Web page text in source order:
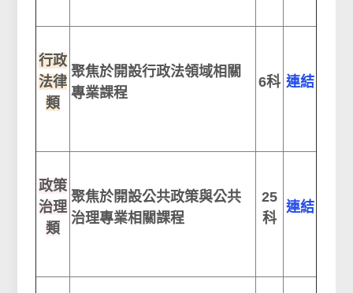
行政
法律
類
聚焦於開設行政法領域相關
專業課程
6科 連結
政策
治理
類
聚焦於開設公共政策與公共
治理專業相關課程
25
科
連結